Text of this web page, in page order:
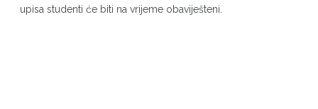
upisa studenti će biti na vrijeme obaviješteni.